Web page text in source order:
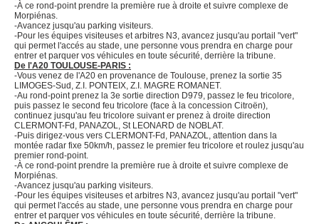
-À ce rond-point prendre la première rue à droite et suivre complexe de
Morpiénas.
-Avancez jusqu'au parking visiteurs.
-Pour les équipes visiteuses et arbitres N3, avancez jusqu'au portail "vert"
qui permet l'accés au stade, une personne vous prendra en charge pour
entrer et parquer vos véhicules en toute sécurité, derrière la tribune.
De l'A20 TOULOUSE-PARIS :
-Vous venez de l'A20 en provenance de Toulouse, prenez la sortie 35
LIMOGES-Sud, Z.I. PONTEIX, Z.I. MAGRE ROMANET.
-Au rond-point prenez la 3e sortie direction D979, passez le feu tricolore,
puis passez le second feu tricolore (face à la concession Citroën),
continuez jusqu'au feu tricolore suivant er prenez à droite direction
CLERMONT-Fd, PANAZOL, St LEONARD de NOBLAT.
-Puis dirigez-vous vers CLERMONT-Fd, PANAZOL, attention dans la
montée radar fixe 50km/h, passez le premier feu tricolore et roulez jusqu'au
premier rond-point.
-À ce rond-point prendre la première rue à droite et suivre complexe de
Morpiénas.
-Avancez jusqu'au parking visiteurs.
-Pour les équipes visiteuses et arbitres N3, avancez jusqu'au portail "vert"
qui permet l'accés au stade, une personne vous prendra en charge pour
entrer et parquer vos véhicules en toute sécurité, derrière la tribune.